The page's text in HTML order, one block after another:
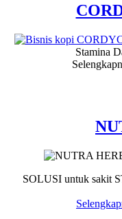
Stamina
SOLUSI untuk sakit